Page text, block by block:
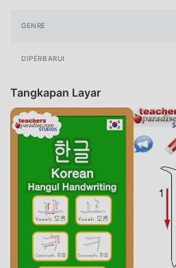
GENRE
DIPERBARUI
Tangkapan Layar